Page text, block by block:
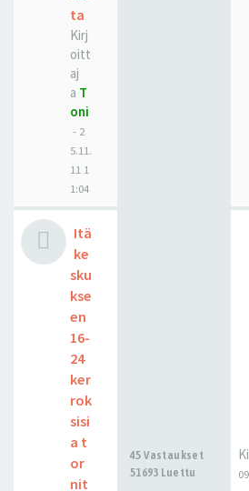
ta
Kirj
oitt
aj
a T
oni
- 2
5.11.
11 1
1:04
Itä
ke
sku
kse
en
16-
24
ker
rok
sisi
a t
or
nit
45 Vastaukset
51693 Luettu